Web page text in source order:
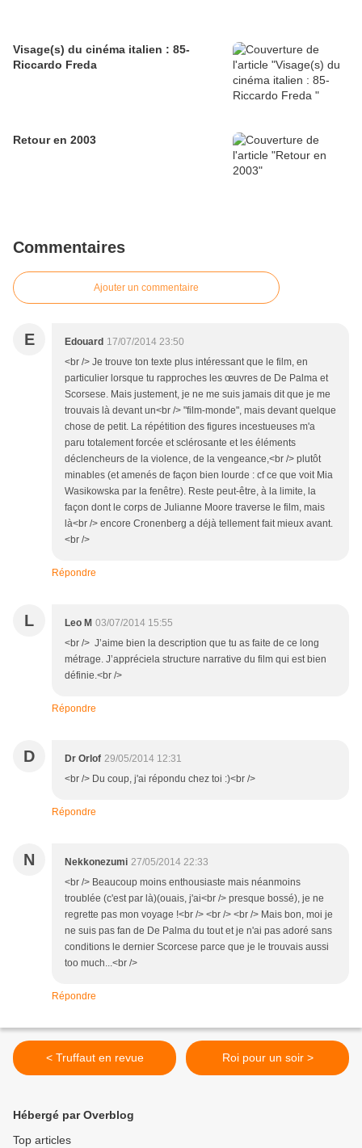
Visage(s) du cinéma italien : 85-
Riccardo Freda
Retour en 2003
Commentaires
Ajouter un commentaire
E Edouard 17/07/2014 23:50
<br /> Je trouve ton texte plus intéressant que le film, en
particulier lorsque tu rapproches les œuvres de De Palma et
Scorsese. Mais justement, je ne me suis jamais dit que je me
trouvais là devant un<br /> "film-monde", mais devant quelque
chose de petit. La répétition des figures incestueuses m'a
paru totalement forcée et sclérosante et les éléments
déclencheurs de la violence, de la vengeance,<br /> plutôt
minables (et amenés de façon bien lourde : cf ce que voit Mia
Wasikowska par la fenêtre). Reste peut-être, à la limite, la
façon dont le corps de Julianne Moore traverse le film, mais
là<br /> encore Cronenberg a déjà tellement fait mieux avant.
<br />
Répondre
L Leo M 03/07/2014 15:55
<br /> J’aime bien la description que tu as faite de ce long
métrage. J’appréciela structure narrative du film qui est bien
définie.<br />
Répondre
D Dr Orlof 29/05/2014 12:31
<br /> Du coup, j'ai répondu chez toi :)<br />
Répondre
N Nekkonezumi 27/05/2014 22:33
<br /> Beaucoup moins enthousiaste mais néanmoins
troublée (c'est par là)(ouais, j'ai<br /> presque bossé), je ne
regrette pas mon voyage !<br /> <br /> <br /> Mais bon, moi je
ne suis pas fan de De Palma du tout et je n'ai pas adoré sans
conditions le dernier Scorcese parce que je le trouvais aussi
too much...<br />
Répondre
< Truffaut en revue Roi pour un soir >
Hébergé par Overblog
Top articles